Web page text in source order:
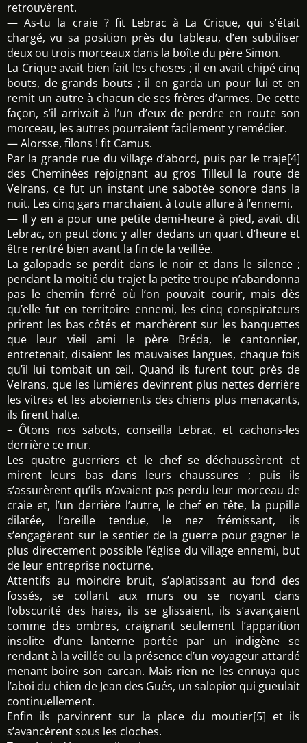
retrouvèrent.
— As-tu la craie ? fit Lebrac à La Crique, qui s’était
chargé, vu sa position près du tableau, d’en subtiliser
deux ou trois morceaux dans la boîte du père Simon.
La Crique avait bien fait les choses ; il en avait chipé cinq
bouts, de grands bouts ; il en garda un pour lui et en
remit un autre à chacun de ses frères d’armes. De cette
façon, s’il arrivait à l’un d’eux de perdre en route son
morceau, les autres pourraient facilement y remédier.
— Alorsse, filons ! fit Camus.
Par la grande rue du village d’abord, puis par le traje[4]
des Cheminées rejoignant au gros Tilleul la route de
Velrans, ce fut un instant une sabotée sonore dans la
nuit. Les cinq gars marchaient à toute allure à l’ennemi.
— Il y en a pour une petite demi-heure à pied, avait dit
Lebrac, on peut donc y aller dedans un quart d’heure et
être rentré bien avant la fin de la veillée.
La galopade se perdit dans le noir et dans le silence ;
pendant la moitié du trajet la petite troupe n’abandonna
pas le chemin ferré où l’on pouvait courir, mais dès
qu’elle fut en territoire ennemi, les cinq conspirateurs
prirent les bas côtés et marchèrent sur les banquettes
que leur vieil ami le père Bréda, le cantonnier,
entretenait, disaient les mauvaises langues, chaque fois
qu’il lui tombait un œil. Quand ils furent tout près de
Velrans, que les lumières devinrent plus nettes derrière
les vitres et les aboiements des chiens plus menaçants,
ils firent halte.
– Ôtons nos sabots, conseilla Lebrac, et cachons-les
derrière ce mur.
Les quatre guerriers et le chef se déchaussèrent et
mirent leurs bas dans leurs chaussures ; puis ils
s’assurèrent qu’ils n’avaient pas perdu leur morceau de
craie et, l’un derrière l’autre, le chef en tête, la pupille
dilatée, l’oreille tendue, le nez frémissant, ils
s’engagèrent sur le sentier de la guerre pour gagner le
plus directement possible l’église du village ennemi, but
de leur entreprise nocturne.
Attentifs au moindre bruit, s’aplatissant au fond des
fossés, se collant aux murs ou se noyant dans
l’obscurité des haies, ils se glissaient, ils s’avançaient
comme des ombres, craignant seulement l’apparition
insolite d’une lanterne portée par un indigène se
rendant à la veillée ou la présence d’un voyageur attardé
menant boire son carcan. Mais rien ne les ennuya que
l’aboi du chien de Jean des Gués, un salopiot qui gueulait
continuellement.
Enfin ils parvinrent sur la place du moutier[5] et ils
s’avancèrent sous les cloches.